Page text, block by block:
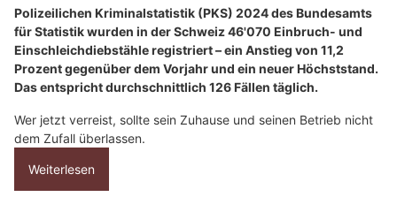
Polizeilichen Kriminalstatistik (PKS) 2024 des Bundesamts
für Statistik wurden in der Schweiz 46'070 Einbruch- und
Einschleichdiebstähle registriert – ein Anstieg von 11,2
Prozent gegenüber dem Vorjahr und ein neuer Höchststand.
Das entspricht durchschnittlich 126 Fällen täglich.
Wer jetzt verreist, sollte sein Zuhause und seinen Betrieb nicht
dem Zufall überlassen.
Weiterlesen